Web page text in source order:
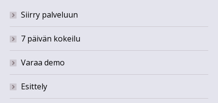
Siirry palveluun
7 päivän kokeilu
Varaa demo
Esittely